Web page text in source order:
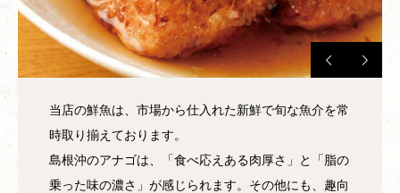
当店の鮮魚は、市場から仕入れた新鮮で旬な魚介を常
時取り揃えております。
島根沖のアナゴは、「食べ応えある肉厚さ」と「脂の
乗った味の濃さ」が感じられます。その他にも、趣向